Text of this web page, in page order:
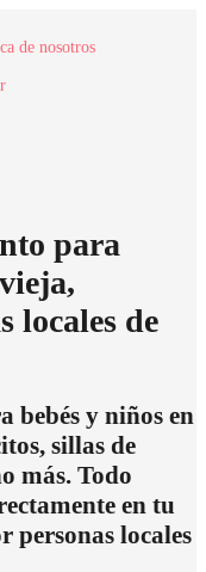
de nosotros
para
locales de
bebés y niños en
sillas de
más. Todo
en tu
personas locales